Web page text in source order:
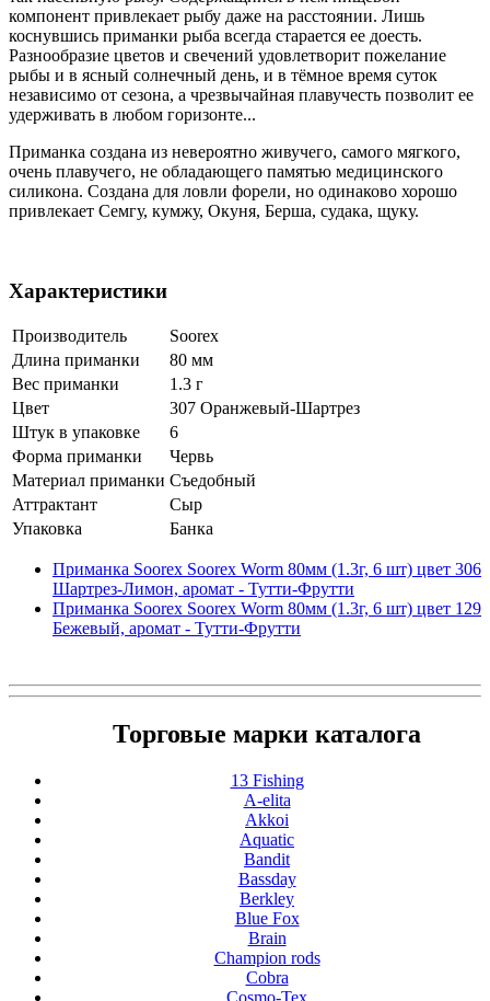
компонент привлекает рыбу даже на расстоянии. Лишь
коснувшись приманки рыба всегда старается ее доесть.
Разнообразие цветов и свечений удовлетворит пожелание
рыбы и в ясный солнечный день, и в тёмное время суток
независимо от сезона, а чрезвычайная плавучесть позволит ее
удерживать в любом горизонте...
Приманка создана из невероятно живучего, самого мягкого,
очень плавучего, не обладающего памятью медицинского
силикона. Создана для ловли форели, но одинаково хорошо
привлекает Семгу, кумжу, Окуня, Берша, судака, щуку.
Характеристики
Производитель
Soorex
Длина приманки
80 мм
Вес приманки
1.3 г
Цвет
307 Оранжевый-Шартрез
Штук в упаковке
6
Форма приманки
Червь
Материал приманки Съедобный
Аттрактант
Сыр
Упаковка
Банка
Приманка Soorex Soorex Worm 80мм (1.3г, 6 шт) цвет 306
Шартрез-Лимон, аромат - Тутти-Фрутти
Приманка Soorex Soorex Worm 80мм (1.3г, 6 шт) цвет 129
Бежевый, аромат - Тутти-Фрутти
Торговые марки каталога
13 Fishing
A-elita
Akkoi
Aquatic
Bandit
Bassday
Berkley
Blue Fox
Brain
Champion rods
Cobra